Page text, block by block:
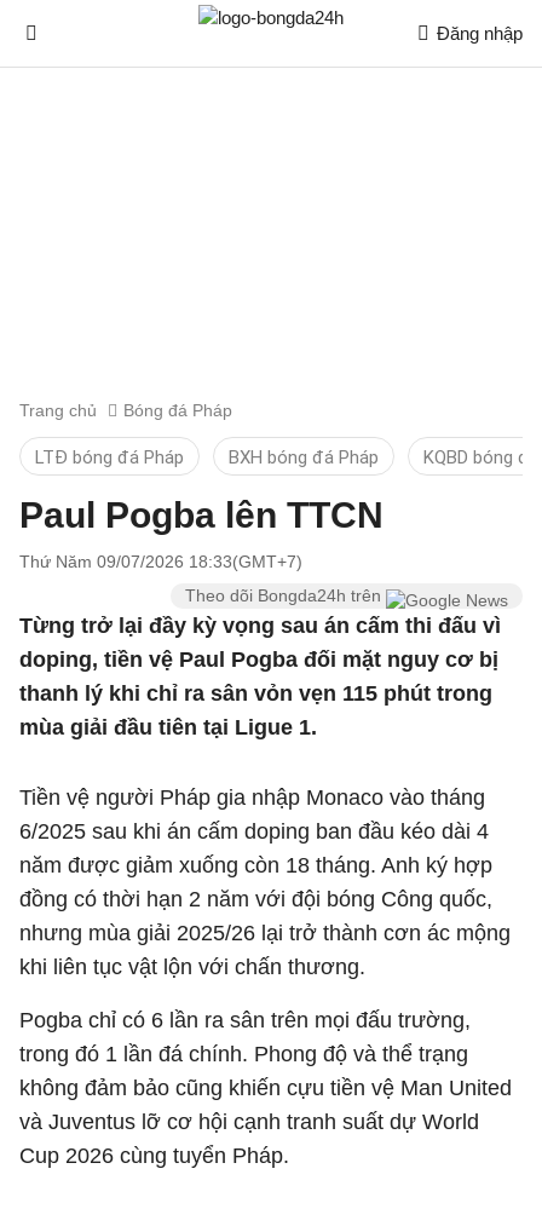
Đăng nhập
Trang chủ Bóng đá Pháp
LTĐ bóng đá Pháp BXH bóng đá Pháp KQBD bóng
Paul Pogba lên TTCN
Thứ Năm 09/07/2026 18:33(GMT+7)
Theo dõi Bongda24h trên
Từng trở lại đầy kỳ vọng sau án cấm thi đấu vì
doping, tiền vệ Paul Pogba đối mặt nguy cơ bị
thanh lý khi chỉ ra sân vỏn vẹn 115 phút trong
mùa giải đầu tiên tại Ligue 1.
Tiền vệ người Pháp gia nhập Monaco vào tháng
6/2025 sau khi án cấm doping ban đầu kéo dài 4
năm được giảm xuống còn 18 tháng. Anh ký hợp
đồng có thời hạn 2 năm với đội bóng Công quốc,
nhưng mùa giải 2025/26 lại trở thành cơn ác mộng
khi liên tục vật lộn với chấn thương.
Pogba chỉ có 6 lần ra sân trên mọi đấu trường,
trong đó 1 lần đá chính. Phong độ và thể trạng
không đảm bảo cũng khiến cựu tiền vệ Man United
và Juventus lỡ cơ hội cạnh tranh suất dự World
Cup 2026 cùng tuyển Pháp.